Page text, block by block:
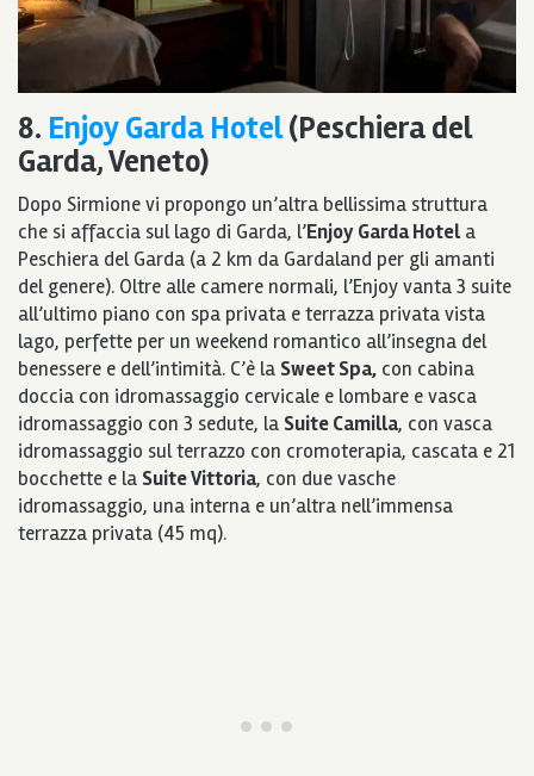
8. Enjoy Garda Hotel(Peschiera del
Garda, Veneto)
Dopo Sirmione vi propongo un’altra bellissima struttura
che si affaccia sul lago di Garda, l’Enjoy Garda Hotela
Peschiera del Garda (a 2 km da Gardaland per gli amanti
del genere). Oltre alle camere normali, l’Enjoy vanta 3 suite
all’ultimo piano con spa privata e terrazza privata vista
lago, perfette per un weekend romantico all’insegna del
benessere e dell’intimità. C’è la Sweet Spa, con cabina
doccia con idromassaggio cervicale e lombare e vasca
idromassaggio con 3 sedute, la Suite Camilla, con vasca
idromassaggio sul terrazzo con cromoterapia, cascata e 21
bocchette e la Suite Vittoria, con due vasche
idromassaggio, una interna e un’altra nell’immensa
terrazza privata (45 mq).